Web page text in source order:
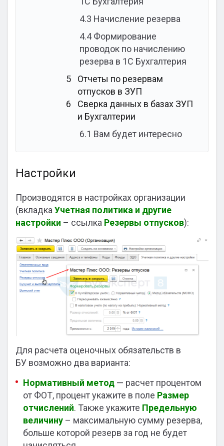
4.3 Начисление резерва
4.4Формирование
проводок по начислению
резерва в 1С Бухгалтерия
5
Отчеты по резервам
отпусков в ЗУП
6
Сверка данных в базах ЗУП
и Бухгалтерии
6.1 Вам будет интересно
Настройки
Производятся в настройках организации
(вкладка Учетная политика и другие
настройки – ссылка Резервы отпусков):
Для расчета оценочных обязательств в
БУ возможно два варианта:
Нормативный метод — расчет процентом
от ФОТ, процент укажите в поле Размер
отчислений. Также укажите Предельную
величину – максимальную сумму резерва,
больше которой резерв за год не будет